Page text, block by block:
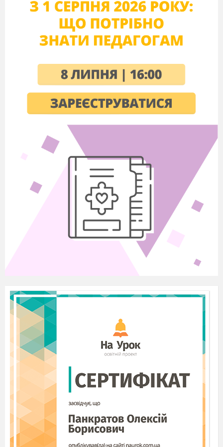
знайомить з правилами гри, бажає удачі. Гра
починається.
Хід заходу
Ведучий (вчитель):Шановні десятикласники!
подорожують по селищах у пошуках солі.
Мандрують вони, орієнтуючись на Молочний
шлях. Але, на жаль, небо затягнуте хмарами, а
вони дуже поспішають. Мешканці селищ
погодились показувати
тільки за умови виконання їх завдань. Грай,
Око і Тур звертаються до вас з проханням
За кожну правильну відповідь
мешканці готові віддати один пуд солі. Цікаво,
скільки пудів солі назбирає кожна команда?
ІЧНЕ (Додаток А)
Шановні учні! Перше селище, де
зупинилися козаки, називається Логічне. Його
одну букву або додаючи до слова одну букву.
Максимальна кількість солі, яку можна
отримати в цьому селищі –
команда отримує
конверт № 1). На виконання завдання мешканці
дають вам 5 хвилин.
Ряд + о =
_______
Алмаз + п =
Топка + о =
Алиса – а = _______
Кузов – о =